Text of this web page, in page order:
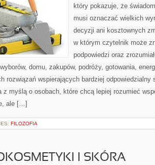
który pokazuje, że
musi oznaczać wielkich
decyzji ani kosztownych
w którym czytelnik może
podpowiedzi oraz
domu, zakupów, podróży, gotowania,
rozwiązań wspierających bardziej odpowiedzialny
z myślą o osobach, które chcą lepiej rozumieć
ale […]
FILOZOFIA
I SKÓRA